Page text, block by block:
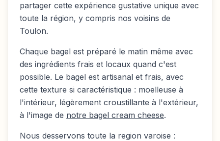
partager cette expérience gustative unique avec
toute la région, y compris nos voisins de
Toulon.
Chaque bagel est préparé le matin même avec
des ingrédients frais et locaux quand c'est
possible. Le bagel est artisanal et frais, avec
cette texture si caractéristique : moelleuse à
l'intérieur, légèrement croustillante à l'extérieur,
à l'image de notre bagel cream cheese.
Nous desservons toute la region varoise :